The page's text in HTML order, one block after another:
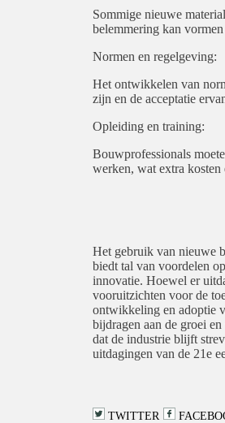
Sommige nieuwe
belemmering kan
Normen en regelgeving:
Het ontwikkelen van
zijn en de acceptatie
Opleiding en training:
Bouwprofessionals
werken, wat extra kosten
Het gebruik van nieuwe
biedt tal van voordelen
innovatie. Hoewel er
vooruitzichten voor de
ontwikkeling en adoptie
bijdragen aan de groei
dat de industrie blijft
uitdagingen van de 21e
TWITTER